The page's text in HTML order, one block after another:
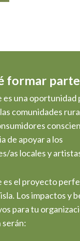
formar parte
una oportunidad
comunidades
de apoyar a los
as locales y
es el proyecto
Los impactos y
para tu